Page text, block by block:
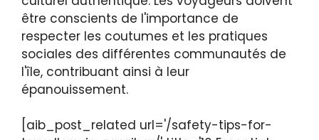
être conscients de l'importance de
respecter les coutumes et les pratiques
sociales des différentes communautés de
l'île, contribuant ainsi à leur
épanouissement.
[aib_post_related url='/safety-tips-for-